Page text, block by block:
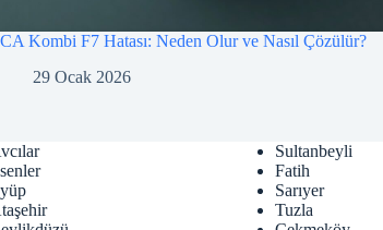
Kombi F7 Hatası: Neden Olur ve Nasıl Çözülür?
29 Ocak 2026
Sultanbeyli
Fatih
Sarıyer
Tuzla